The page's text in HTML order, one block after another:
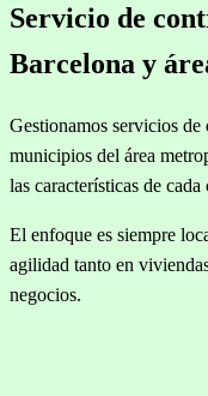
Servicio de
Barcelona y
Gestionamos servicios de
municipios del área
las características de cada
El enfoque es siempre
agilidad tanto en
negocios.